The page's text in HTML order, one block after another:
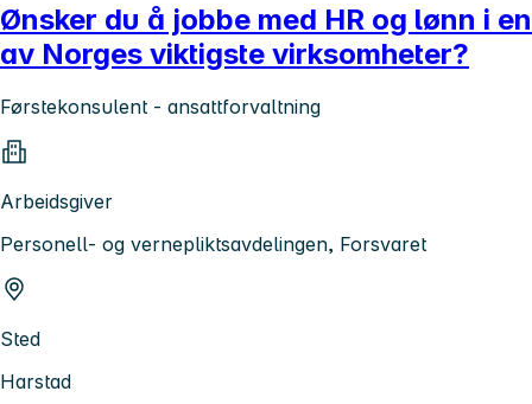
Ønsker du å jobbe med HR og lønn i en
av Norges viktigste virksomheter?
Førstekonsulent - ansattforvaltning
Arbeidsgiver
Personell- og vernepliktsavdelingen, Forsvaret
Sted
Harstad